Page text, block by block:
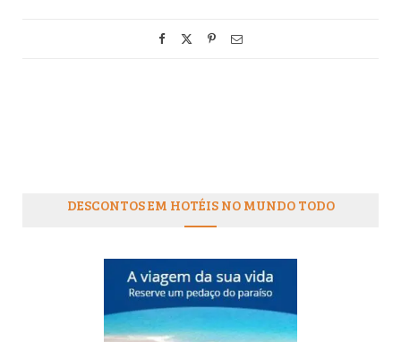
DESCONTOS EM HOTÉIS NO MUNDO TODO